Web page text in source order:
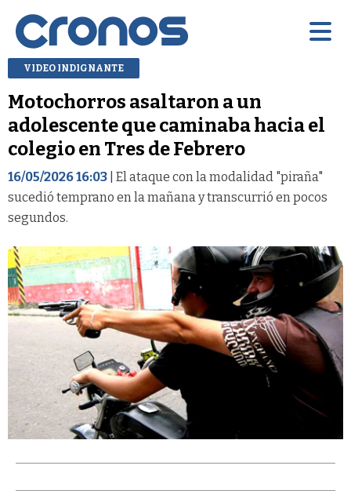
VIDEO INDIGNANTE
Motochorros asaltaron a un
adolescente que caminaba hacia el
colegio en Tres de Febrero
16/05/2026 16:03 | El ataque con la modalidad "piraña"
sucedió temprano en la mañana y transcurrió en pocos
segundos.